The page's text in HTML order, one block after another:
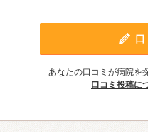
あなたの口コミが病院を
口コミ投稿に